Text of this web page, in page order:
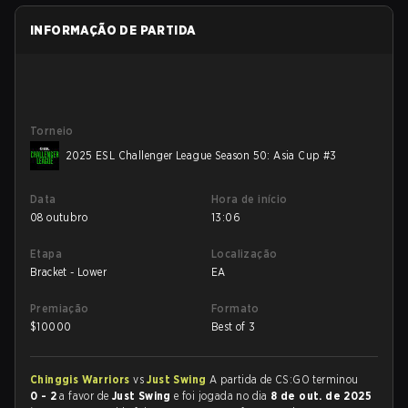
INFORMAÇÃO DE PARTIDA
Torneio
2025 ESL Challenger League Season 50: Asia Cup #3
Data
08 outubro
Hora de início
13:06
Etapa
Bracket - Lower
Localização
EA
Premiação
$10000
Formato
Best of 3
Chinggis WarriorsvsJust Swing A partida de CS:GO terminou
0 - 2 a favor de Just Swinge foi jogada no dia 8 de out. de 2025